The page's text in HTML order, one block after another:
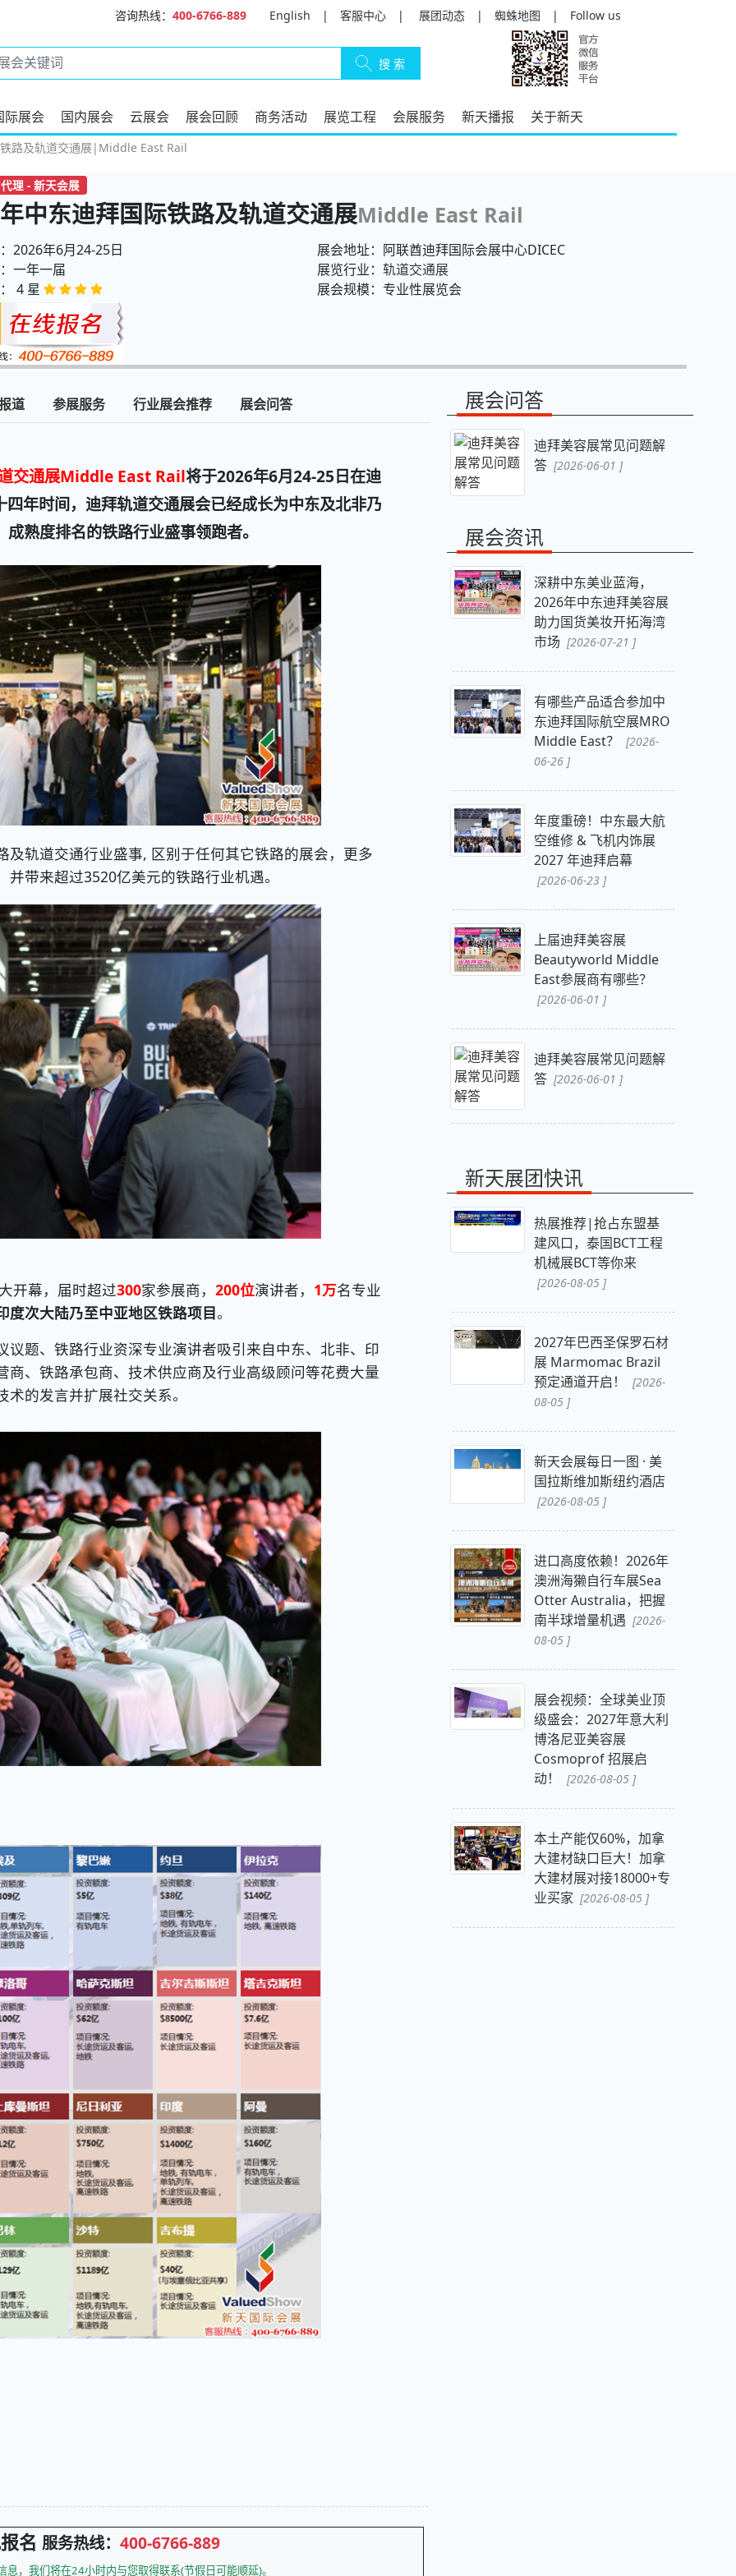
咨询热线： 400-6766-889 English | 客服中心 | 展团动态 | 蜘蛛地图 | Follow us
际展会 国内展会 云展会 展会回顾 商务活动 展览工程 会展服务 新天播报 关于新天
路及轨道交通展|Middle East Rail
理 - 新天会展
中东迪拜国际铁路及轨道交通展Middle East Rail
2026年6月24-25日
展会地址：阿联酋迪拜国际会展中心DICEC
一年一届
展览行业： 轨道交通展
4 星
展会规模：专业性展览会
道 参展服务 行业展会推荐 展会问答
交通展Middle East Rail将于2026年6月24-25日在迪
年时间，迪拜轨道交通展会已经成长为中东及北非乃
熟度排名的铁路行业盛事领跑者。
道交通行业盛事, 区别于任何其它铁路的展会，更多
带来超过3520亿美元的铁路行业机遇。
开幕，届时超过300家参展商， 200位演讲者， 1万名专业
度次大陆乃至中亚地区铁路项目。
议题、铁路行业资深专业演讲者吸引来自中东、北非、印
商、铁路承包商、技术供应商及行业高级顾问等花费大量
的发言并扩展社交关系。
名 服务热线： 400-6766-889
，我们将在24小时内与您取得联系(节假日可能顺延)。
展会问答
迪拜美容展常见问题解
答 [2026-06-01 ]
展会资讯
深耕中东美业蓝海，
2026年中东迪拜美容展
助力国货美妆开拓海湾
市场 [2026-07-21 ]
有哪些产品适合参加中
东迪拜国际航空展MRO
Middle East？
[2026-
06-26 ]
年度重磅！中东最大航
空维修 & 飞机内饰展
2027 年迪拜启幕
[2026-06-23 ]
上届迪拜美容展
Beautyworld Middle
East参展商有哪些？
[2026-06-01 ]
迪拜美容展常见问题解
答 [2026-06-01 ]
新天展团快讯
热展推荐|抢占东盟基
建风口，泰国BCT工程
机械展BCT等你来
[2026-08-05 ]
2027年巴西圣保罗石材
展 Marmomac Brazil
预定通道开启！
[2026-
08-05 ]
新天会展每日一图 · 美
国拉斯维加斯纽约酒店
[2026-08-05 ]
进口高度依赖！2026年
澳洲海獭自行车展Sea
Otter Australia，把握
南半球增量机遇 [2026-
08-05 ]
展会视频：全球美业顶
级盛会：2027年意大利
博洛尼亚美容展
Cosmoprof 招展启
动！
[2026-08-05 ]
本土产能仅60%，加拿
大建材缺口巨大！加拿
大建材展对接18000+专
业买家 [2026-08-05 ]